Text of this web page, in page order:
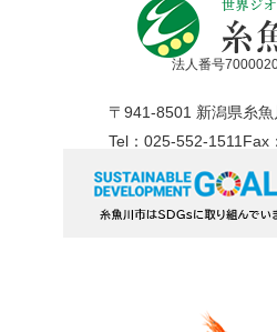
法人番号
〒941-8501 新潟県糸
Tel：025-552-1511 Fax